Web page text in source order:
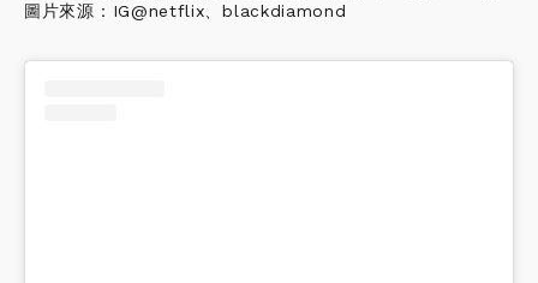
圖片來源：IG@netflix、blackdiamond